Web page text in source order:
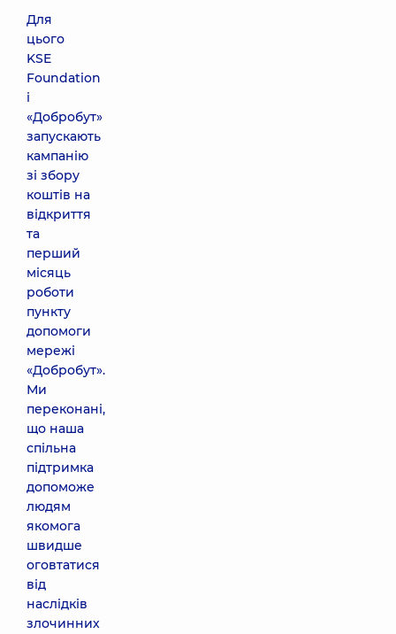
Для
цього
KSE
Foundation
і
«Добробут»
запускають
кампанію
зі збору
коштів на
відкриття
та
перший
місяць
роботи
пункту
допомоги
мережі
«Добробут».
Ми
переконані,
що наша
спільна
підтримка
допоможе
людям
якомога
швидше
оговтатися
від
наслідків
злочинних